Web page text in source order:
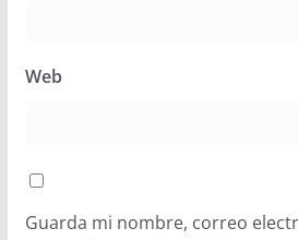
Web
Guarda mi nombre, correo